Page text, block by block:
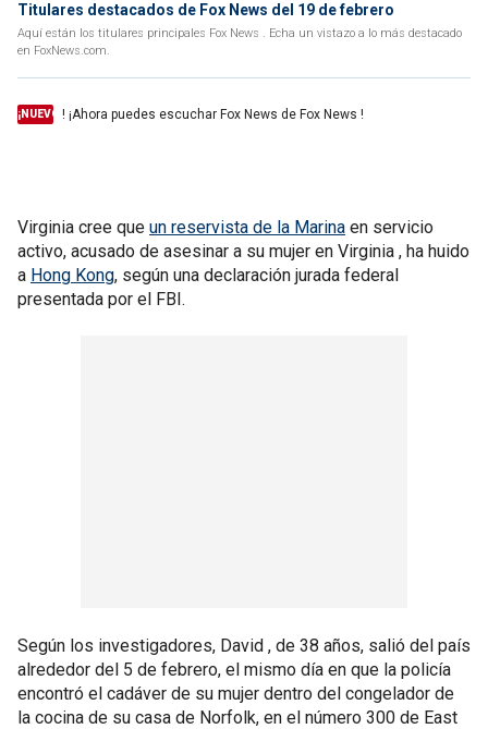
Titulares destacados de Fox News del 19 de febrero
Aquí están los titulares principales Fox News . Echa un vistazo a lo más destacado
en FoxNews.com.
¡NUEVO ! ¡Ahora puedes escuchar Fox News de Fox News !
Virginia cree que un reservista de la Marina en servicio
activo, acusado de asesinar a su mujer en Virginia , ha huido
a Hong Kong, según una declaración jurada federal
presentada por el FBI.
Según los investigadores, David , de 38 años, salió del país
alrededor del 5 de febrero, el mismo día en que la policía
encontró el cadáver de su mujer dentro del congelador de
la cocina de su casa de Norfolk, en el número 300 de East